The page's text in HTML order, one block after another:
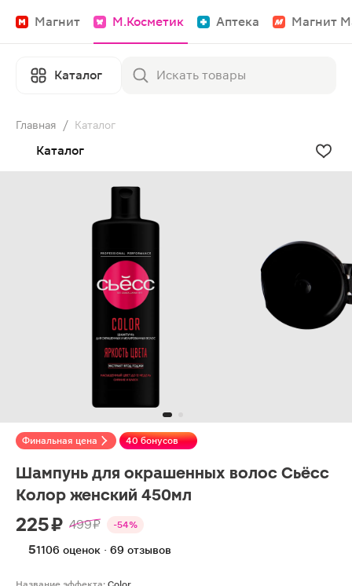
Магнит М.Косметик Аптека Магнит
Каталог
Главная / Каталог
Каталог
Финальная цена 40 бонусов
Шампунь для окрашенных волос Сьёсс
Колор женский 450мл
225 ₽ 499 ₽ -54%
51106 оценок · 69 отзывов